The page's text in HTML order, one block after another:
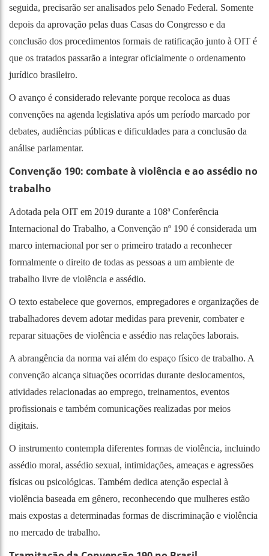
seguida, precisarão ser analisados pelo Senado Federal. Somente
depois da aprovação pelas duas Casas do Congresso e da
conclusão dos procedimentos formais de ratificação junto à OIT é
que os tratados passarão a integrar oficialmente o ordenamento
jurídico brasileiro.
O avanço é considerado relevante porque recoloca as duas
convenções na agenda legislativa após um período marcado por
debates, audiências públicas e dificuldades para a conclusão da
análise parlamentar.
Convenção 190: combate à violência e ao assédio no
trabalho
Adotada pela OIT em 2019 durante a 108ª Conferência
Internacional do Trabalho, a Convenção nº 190 é considerada um
marco internacional por ser o primeiro tratado a reconhecer
formalmente o direito de todas as pessoas a um ambiente de
trabalho livre de violência e assédio.
O texto estabelece que governos, empregadores e organizações de
trabalhadores devem adotar medidas para prevenir, combater e
reparar situações de violência e assédio nas relações laborais.
A abrangência da norma vai além do espaço físico de trabalho. A
convenção alcança situações ocorridas durante deslocamentos,
atividades relacionadas ao emprego, treinamentos, eventos
profissionais e também comunicações realizadas por meios
digitais.
O instrumento contempla diferentes formas de violência, incluindo
assédio moral, assédio sexual, intimidações, ameaças e agressões
físicas ou psicológicas. Também dedica atenção especial à
violência baseada em gênero, reconhecendo que mulheres estão
mais expostas a determinadas formas de discriminação e violência
no mercado de trabalho.